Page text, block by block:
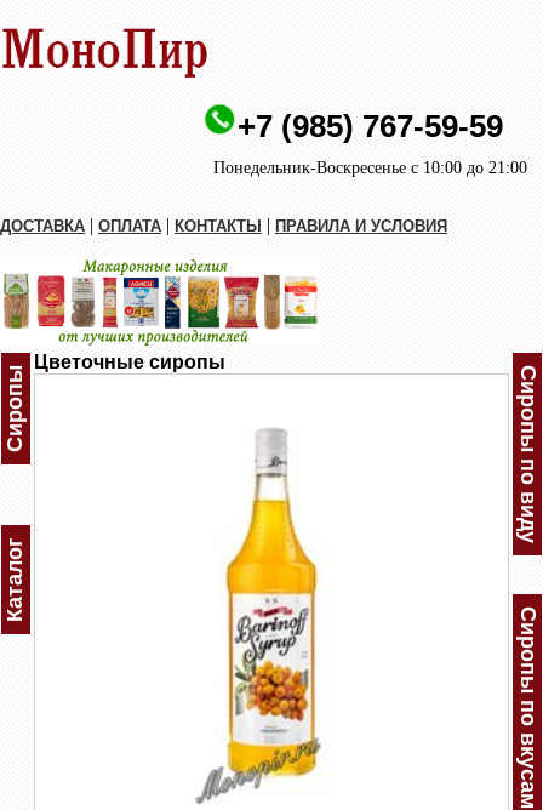
+7 (985) 767-59-59
Понедельник-Воскресенье с 10:00 до 21:00
ДОСТАВКА | ОПЛАТА | КОНТАКТЫ | ПРАВИЛА И УСЛОВИЯ
Сиропы
Каталог
Цветочные сиропы
Сиропы по виду
Сиропы по вкусам